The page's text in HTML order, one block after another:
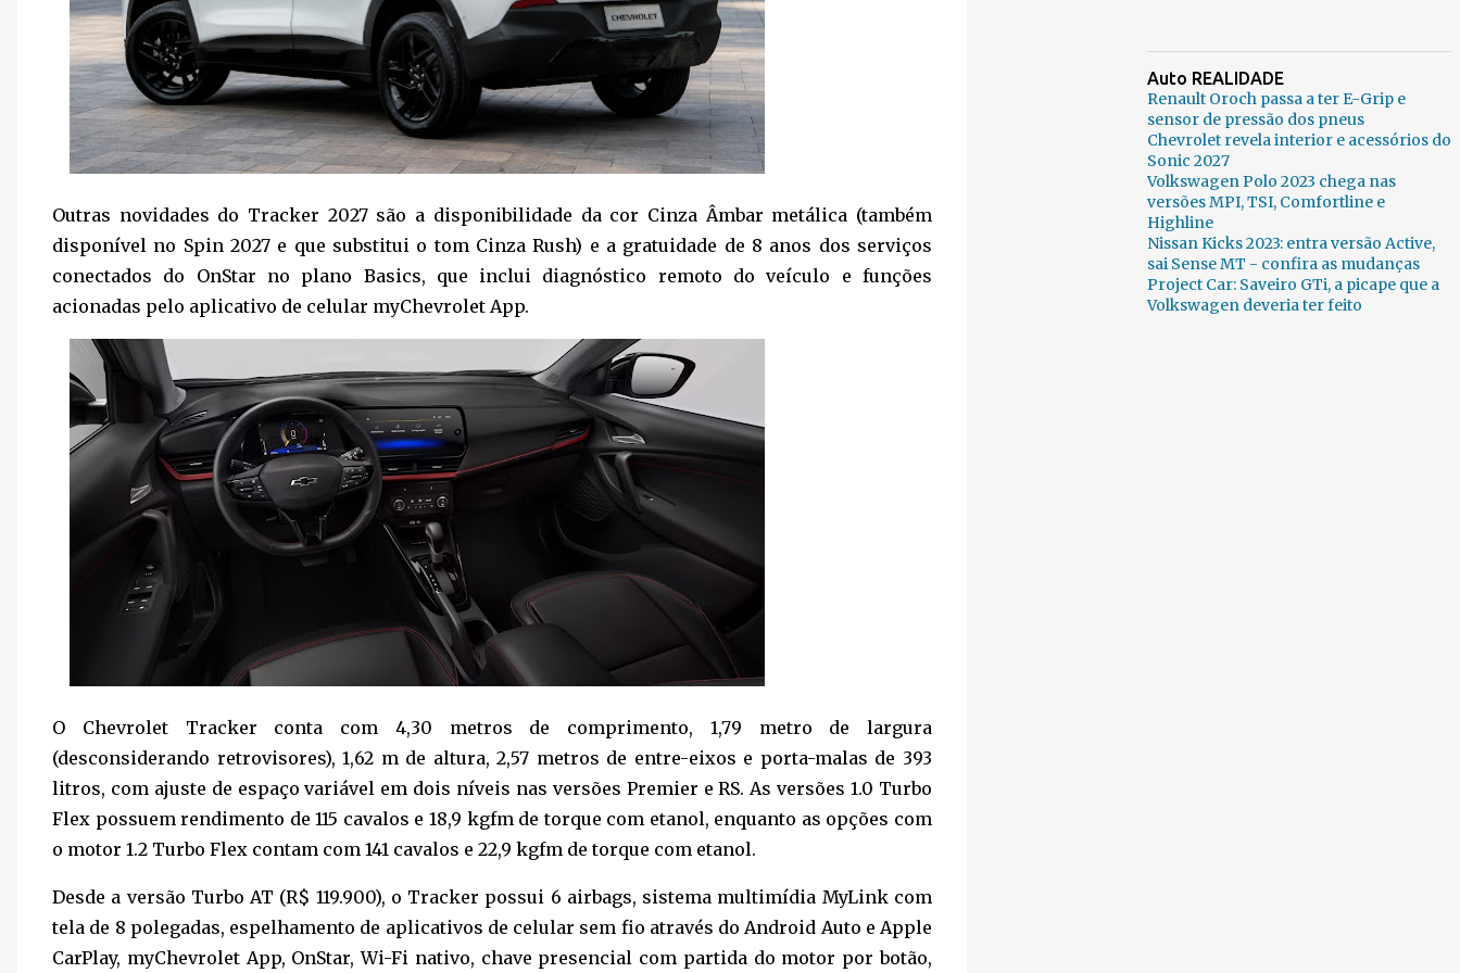
Outras novidades do Tracker 2027 são a disponibilidade da cor Cinza Âmbar metálica (também
disponível no Spin 2027 e que substitui o tom Cinza Rush) e a gratuidade de 8 anos dos serviços
conectados do OnStar no plano Basics, que inclui diagnóstico remoto do veículo e funções
acionadas pelo aplicativo de celular myChevrolet App.
O Chevrolet Tracker conta com 4,30 metros de comprimento, 1,79 metro de largura
(desconsiderando retrovisores), 1,62 m de altura, 2,57 metros de entre-eixos e porta-malas de 393
litros, com ajuste de espaço variável em dois níveis nas versões Premier e RS. As versões 1.0 Turbo
Flex possuem rendimento de 115 cavalos e 18,9 kgfm de torque com etanol, enquanto as opções com
o motor 1.2 Turbo Flex contam com 141 cavalos e 22,9 kgfm de torque com etanol.
Desde a versão Turbo AT (R$ 119.900), o Tracker possui 6 airbags, sistema multimídia MyLink com
tela de 8 polegadas, espelhamento de aplicativos de celular sem fio através do Android Auto e Apple
CarPlay, myChevrolet App, OnStar, Wi-Fi nativo, chave presencial com partida do motor por botão,
Auto REALIDADE
Renault Oroch passa a ter E-Grip e
sensor de pressão dos pneus
Chevrolet revela interior e acessórios do
Sonic 2027
Volkswagen Polo 2023 chega nas
versões MPI, TSI, Comfortline e
Highline
Nissan Kicks 2023: entra versão Active,
sai Sense MT - confira as mudanças
Project Car: Saveiro GTi, a picape que a
Volkswagen deveria ter feito